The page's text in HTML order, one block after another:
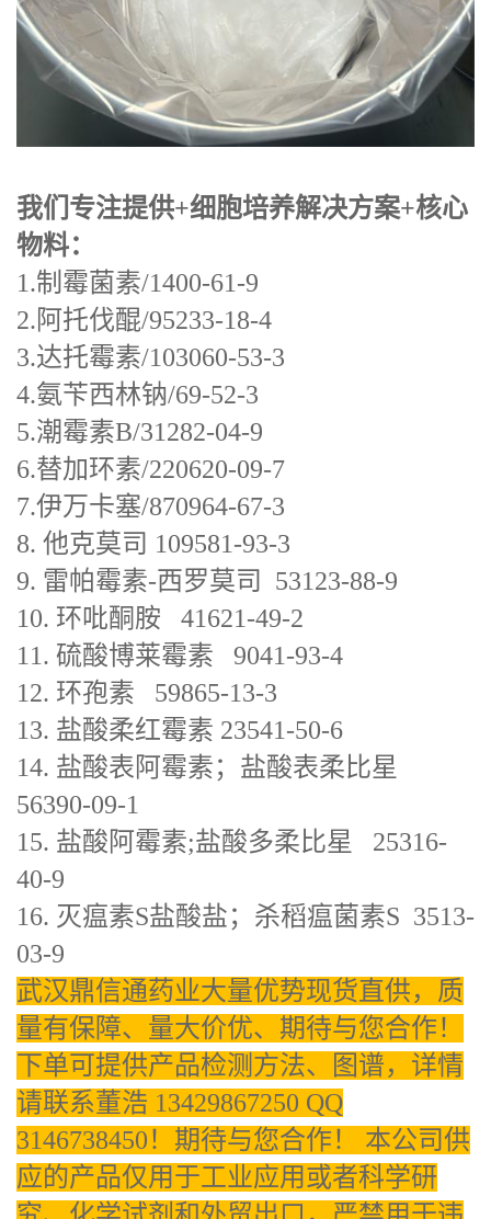
我们专注提供+细胞培养解决方案+核心
物料：
1.制霉菌素/1400-61-9
2.阿托伐醌/95233-18-4
3.达托霉素/103060-53-3
4.氨苄西林钠/69-52-3
5.潮霉素B/31282-04-9
6.替加环素/220620-09-7
7.伊万卡塞/870964-67-3
8. 他克莫司 109581-93-3
9. 雷帕霉素-西罗莫司 53123-88-9
10. 环吡酮胺 41621-49-2
11. 硫酸博莱霉素 9041-93-4
12. 环孢素 59865-13-3
13. 盐酸柔红霉素 23541-50-6
14. 盐酸表阿霉素；盐酸表柔比星
56390-09-1
15. 盐酸阿霉素;盐酸多柔比星 25316-
40-9
16. 灭瘟素S盐酸盐；杀稻瘟菌素S 3513-
03-9
武汉鼎信通药业大量优势现货直供，质
量有保障、量大价优、期待与您合作！
下单可提供产品检测方法、图谱，详情
请联系董浩 13429867250 QQ
3146738450！期待与您合作！ 本公司供
应的产品仅用于工业应用或者科学研